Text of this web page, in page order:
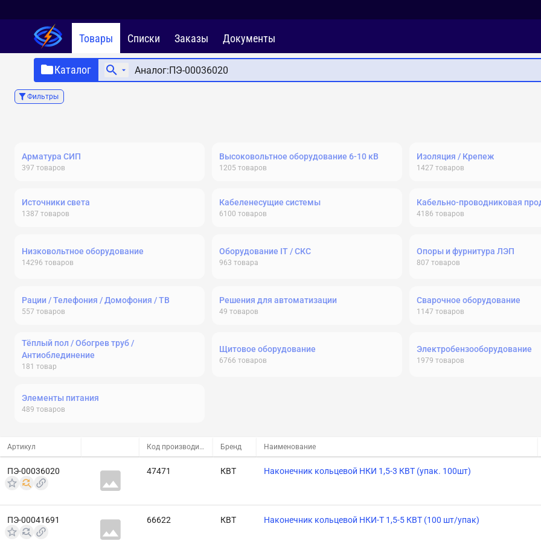
Товары Списки Заказы Документы
Каталог
Фильтры
Арматура СИП
397 товаров
Высоковольтное оборудование 6-10 кВ
1205 товаров
Изоляция / Крепеж
1427 товаров
Источники света
1387 товаров
Кабеленесущие системы
6100 товаров
Кабельно-проводниковая
4186 товаров
Низковольтное оборудование
14296 товаров
Оборудование IT / СКС
963 товара
Опоры и фурнитура ЛЭП
807 товаров
Рации / Телефония / Домофония / ТВ
557 товаров
Решения для автоматизации
49 товаров
Сварочное оборудование
1147 товаров
Тёплый пол / Обогрев труб /
Антиоблединение
181 товар
Щитовое оборудование
6766 товаров
Электробензооборудование
1979 товаров
Элементы питания
489 товаров
Артикул Код производителя Бренд Наименование
ПЭ-00036020 47471 КВТ Наконечник кольцевой НКИ 1,5-3 КВТ (упак. 100шт)
ПЭ-00041691 66622 КВТ Наконечник кольцевой НКИ-Т 1,5-5 КВТ (100 шт/упак)